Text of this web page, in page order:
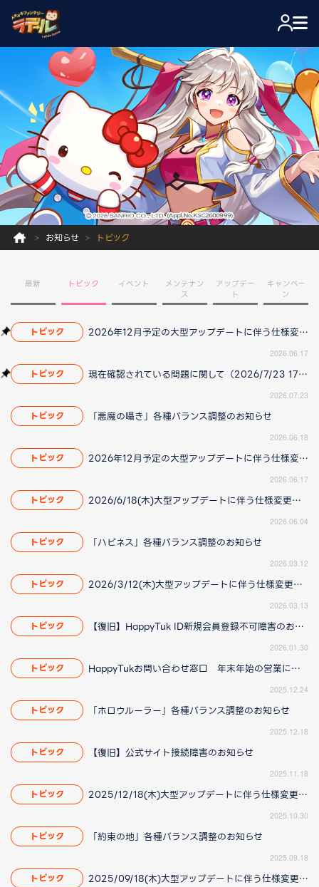
お知らせ トピック
最新 トピック イベント
メンテナン
ス
アップデー
ト
キャンペー
ン
トピック 2026年12月予定の大型アップデートに伴う仕様変更のお知らせ
2026.06.17
トピック 現在確認されている問題に関して（2026/7/23 17:00更新）
2026.07.23
トピック 「悪魔の囁き」各種バランス調整のお知らせ
2026.06.18
トピック 2026年12月予定の大型アップデートに伴う仕様変更のお知らせ
2026.06.17
トピック 2026/6/18(木)大型アップデートに伴う仕様変更のお知らせ(2026/06/04 更新)
2026.06.04
トピック 「ハピネス」各種バランス調整のお知らせ
2026.03.12
トピック 2026/3/12(木)大型アップデートに伴う仕様変更のお知らせ(2026/3/13更新)
2026.03.13
トピック 【復旧】HappyTuk ID新規会員登録不可障害のお知らせ
2026.01.30
トピック HappyTukお問い合わせ窓口 年末年始の営業について
2025.12.24
トピック 「ホロウルーラー」各種バランス調整のお知らせ
2025.12.18
トピック 【復旧】公式サイト接続障害のお知らせ
2025.11.18
トピック 2025/12/18(木)大型アップデートに伴う仕様変更のお知らせ(2025/11/20更新)
2025.10.30
トピック 「約束の地」各種バランス調整のお知らせ
2025.09.18
トピック 2025/09/18(木)大型アップデートに伴う仕様変更のお知らせ(2025/8/28 16:00更新)